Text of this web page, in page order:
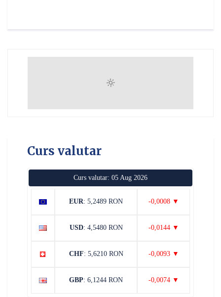
Curs valutar
Curs valutar: 05 Aug 2026
EUR: 5,2489 RON -0,0008 ▼
USD: 4,5480 RON -0,0144 ▼
CHF: 5,6210 RON -0,0093 ▼
GBP: 6,1244 RON -0,0074 ▼